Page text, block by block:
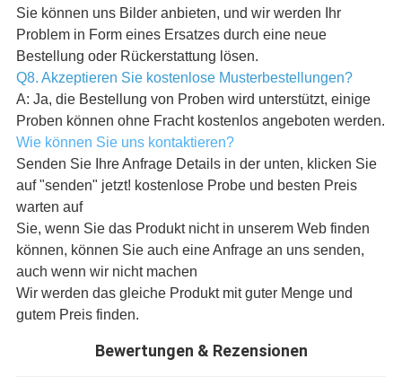
Sie können uns Bilder anbieten, und wir werden Ihr
Problem in Form eines Ersatzes durch eine neue
Bestellung oder Rückerstattung lösen.
Q8. Akzeptieren Sie kostenlose Musterbestellungen?
A: Ja, die Bestellung von Proben wird unterstützt, einige
Proben können ohne Fracht kostenlos angeboten werden.
Wie können Sie uns kontaktieren?
Senden Sie Ihre Anfrage Details in der unten, klicken Sie
auf "senden" jetzt! kostenlose Probe und besten Preis
warten auf
Sie, wenn Sie das Produkt nicht in unserem Web finden
können, können Sie auch eine Anfrage an uns senden,
auch wenn wir nicht machen
Wir werden das gleiche Produkt mit guter Menge und
gutem Preis finden.
Bewertungen & Rezensionen